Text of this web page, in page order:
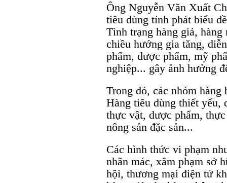
Ông Nguyễn Văn Xuất
tiêu dùng tỉnh phát biểu
Tình trạng hàng giả,
chiều hướng gia tăng,
phẩm, dược phẩm, mỹ
nghiệp... gây ảnh hưởng
Trong đó, các nhóm
Hàng tiêu dùng thiết yếu,
thực vật, dược phẩm,
nông sản đặc sản...
Các hình thức vi phạm
nhãn mác, xâm phạm sở
hội, thương mại điện tử